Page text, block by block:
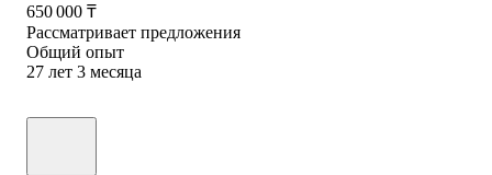
650 000 ₸
Рассматривает предложения
Общий опыт
27 лет 3 месяца